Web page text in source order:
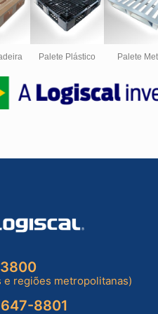
Palete Plástico Palete
e regiões metropolitanas)
8801